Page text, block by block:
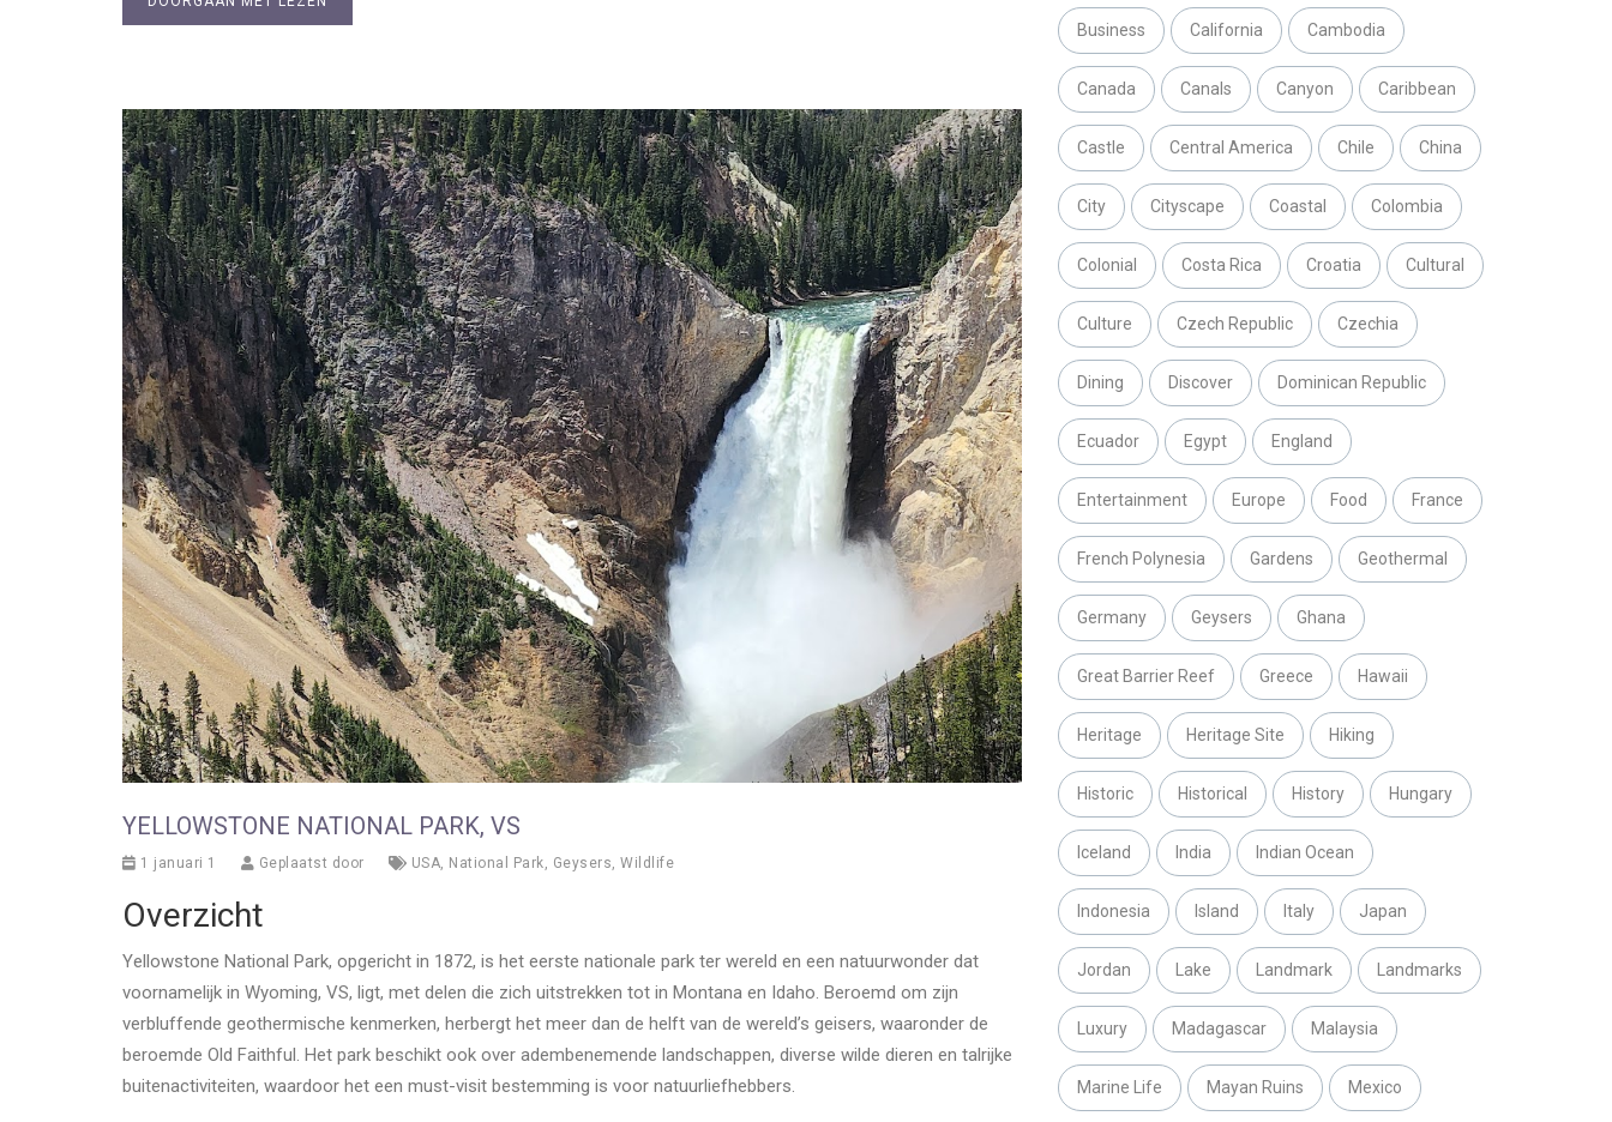
YELLOWSTONE NATIONAL PARK, VS
1 januari 1 Geplaatst door USA, National Park, Geysers, Wildlife
Overzicht
Yellowstone National Park, opgericht in 1872, is het eerste nationale park ter wereld en een natuurwonder dat
voornamelijk in Wyoming, VS, ligt, met delen die zich uitstrekken tot in Montana en Idaho. Beroemd om zijn
verbluffende geothermische kenmerken, herbergt het meer dan de helft van de wereld’s geisers, waaronder de
beroemde Old Faithful. Het park beschikt ook over adembenemende landschappen, diverse wilde dieren en talrijke
buitenactiviteiten, waardoor het een must-visit bestemming is voor natuurliefhebbers.
Business California Cambodia
Canada Canals Canyon Caribbean
Castle Central America Chile China
City Cityscape Coastal Colombia
Colonial Costa Rica Croatia Cultural
Culture Czech Republic Czechia
Dining Discover Dominican Republic
Ecuador Egypt England
Entertainment Europe Food France
French Polynesia Gardens Geothermal
Germany Geysers Ghana
Great Barrier Reef Greece Hawaii
Heritage Heritage Site Hiking
Historic Historical History Hungary
Iceland India Indian Ocean
Indonesia Island Italy Japan
Jordan Lake Landmark Landmarks
Luxury Madagascar Malaysia
Marine Life Mayan Ruins Mexico